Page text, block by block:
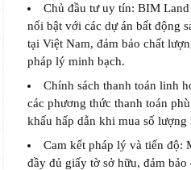
Chủ đầu tư uy tín: BIM
nổi bật với các dự án bất động
tại Việt Nam, đảm bảo chất
pháp lý minh bạch.
Chính sách thanh toán linh
các phương thức thanh toán
khấu hấp dẫn khi mua số lượng
Cam kết pháp lý và tiến độ:
đầy đủ giấy tờ sở hữu, đảm